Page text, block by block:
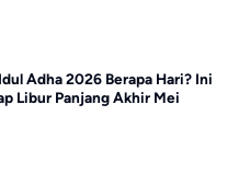
Adha 2026 Berapa Hari? Ini
Libur Panjang Akhir Mei